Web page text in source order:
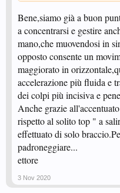
Bene,siamo già a buon
a concentrarsi e gestire
mano,che muovendosi in
opposto consente un
maggiorato in
accelerazione più fluida e
dei colpi più incisiva e
Anche grazie
rispetto al solito top " a
effettuato di solo
padroneggiare...
ettore
3 Nov 2020